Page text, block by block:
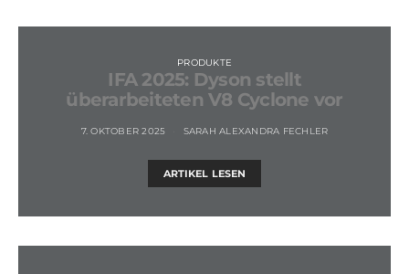
PRODUKTE
IFA 2025: Dyson stellt
überarbeiteten V8 Cyclone vor
7. OKTOBER 2025 SARAH ALEXANDRA FECHLER
ARTIKEL LESEN